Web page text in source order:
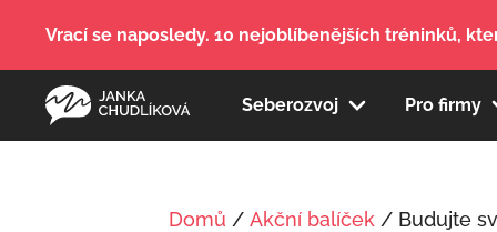
Vrací se naposledy. 10 nejoblíbenějších tréninků,
Seberozvoj Pro firmy
Domů / Akční balíček / Budujte